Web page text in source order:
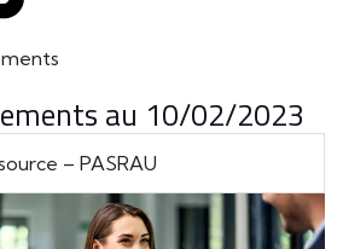
au 10/02/2023
– PASRAU